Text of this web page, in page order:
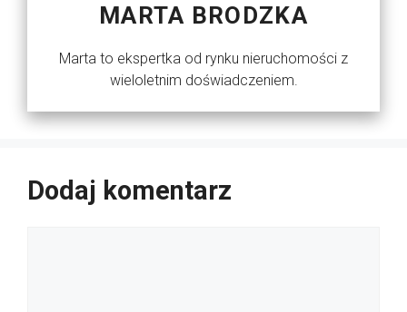
MARTA BRODZKA
Marta to ekspertka od rynku nieruchomości z
wieloletnim doświadczeniem.
Dodaj komentarz